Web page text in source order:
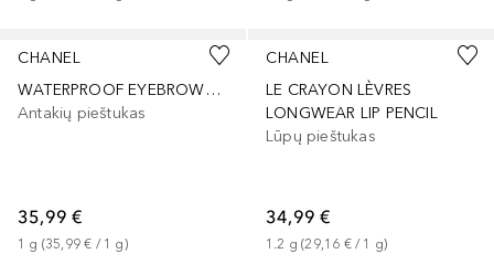
CHANEL
WATERPROOF EYEBROWS PENCIL
Antakių pieštukas
35,99 €
1 g (35,99 € / 1 g)
+2
CHANEL
LE CRAYON LÈVRES
LONGWEAR LIP PENCIL
Lūpų pieštukas
34,99 €
1.2 g (29,16 € / 1 g)
+11
+13 +